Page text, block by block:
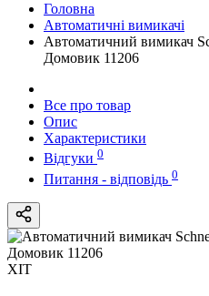
Головна
Автоматичні вимикачі
Автоматичний вимикач
Домовик 11206
Все про товар
Опис
Характеристики
Відгуки 0
Питання - відповідь 0
ХІТ